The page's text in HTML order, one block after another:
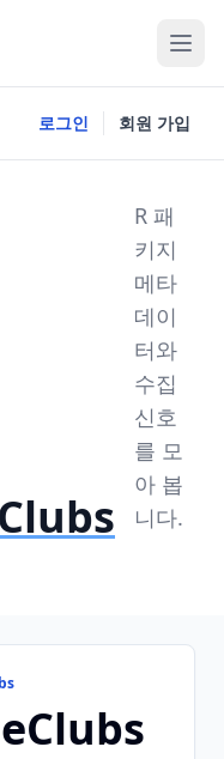
로그인 회원 가입
R 패
키지
메타
데이
터와
수집
신호
를 모
아 봅
니다.